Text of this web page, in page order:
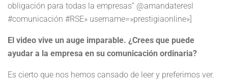
obligación para todas la empresas” @amandateresl
#comunicación #RSE» username=»prestigiaonline»]
El video vive un auge imparable. ¿Crees que puede
ayudar a la empresa en su comunicación ordinaria?
Es cierto que nos hemos cansado de leer y preferimos ver.